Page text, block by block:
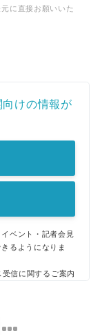
に直接お願いいた
けの情報が
ベント・記者会見
るようになりま
受信に関するご案内